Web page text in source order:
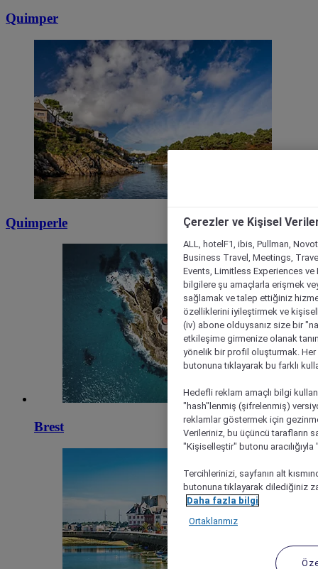
Quimper
Quimperle
Brest
Çerezler ve Kişisel
ALL, hotelF1, ibis, Pullman,
Business Travel, Meetings,
Events, Limitless Experiences
bilgilere şu amaçlarla erişmek
sağlamak ve talep ettiğiniz
özelliklerini iyileştirmek ve
(iv) abone olduysanız size bir
etkileşime girmenize olanak
yönelik bir profil oluşturmak.
butonuna tıklayarak bu farklı
Hedefli reklam amaçlı bilgi
"hash"lenmiş (şifrelenmiş)
reklamlar göstermek için
Verileriniz, bu üçüncü tarafların
"Kişiselleştir" butonu
Tercihlerinizi, sayfanın alt
butonuna tıklayarak dilediğiniz
Daha fazla bilgi
Ortaklarımız